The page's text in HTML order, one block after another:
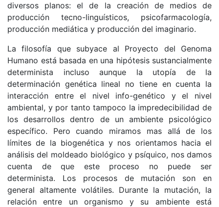
diversos planos: el de la creación de medios de
producción tecno-linguísticos, psicofarmacología,
producción mediática y producción del imaginario.
La filosofía que subyace al Proyecto del Genoma
Humano está basada en una hipótesis sustancialmente
determinista incluso aunque la utopía de la
determinación genética lineal no tiene en cuenta la
interacción entre el nivel info-genético y el nivel
ambiental, y por tanto tampoco la impredecibilidad de
los desarrollos dentro de un ambiente psicológico
específico. Pero cuando miramos mas allá de los
límites de la biogenética y nos orientamos hacia el
análisis del moldeado biológico y psíquico, nos damos
cuenta de que este proceso no puede ser
determinista. Los procesos de mutación son en
general altamente volátiles. Durante la mutación, la
relación entre un organismo y su ambiente está